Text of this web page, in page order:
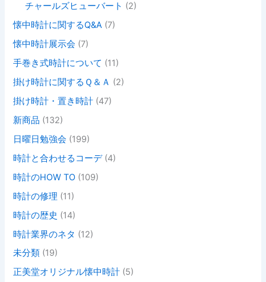
チャールズヒューバート (2)
懐中時計に関するQ&A (7)
懐中時計展示会 (7)
手巻き式時計について (11)
掛け時計に関するＱ＆Ａ (2)
掛け時計・置き時計 (47)
新商品 (132)
日曜日勉強会 (199)
時計と合わせるコーデ(4)
時計のHOW TO (109)
時計の修理 (11)
時計の歴史 (14)
時計業界のネタ (12)
未分類 (19)
正美堂オリジナル懐中時計 (5)